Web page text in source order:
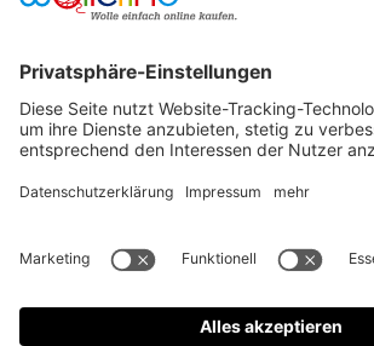
Newsletter
Versanddienstleister
Zahlungsanbieter